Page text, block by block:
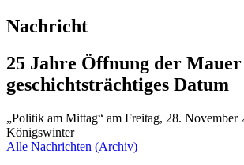
Nachricht
25 Jahre Öffnung der Mauer
geschichtsträchtiges Datum
„Politik am Mittag“ am Freitag, 28. November
Königswinter
Alle Nachrichten (Archiv)